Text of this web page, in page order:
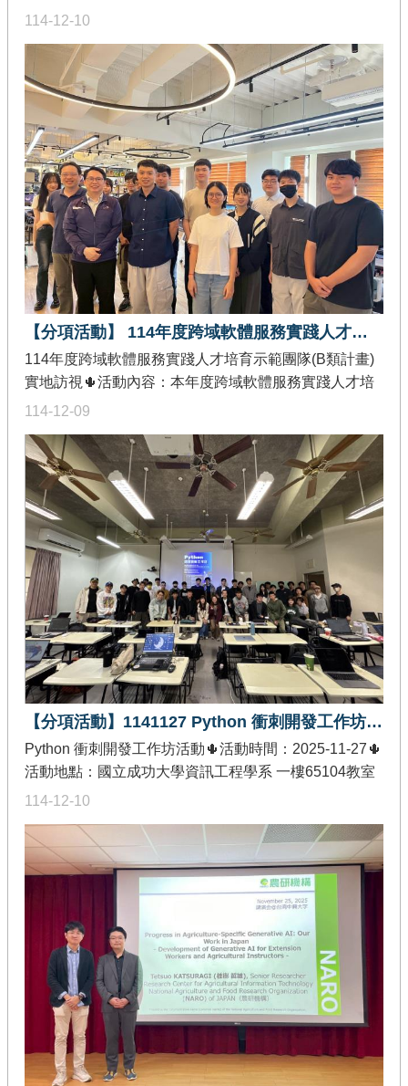
114-12-10
育示範學校(A類計畫)，由計畫主持人劉建宏教授帶領計
執行狀況與亮點。實地訪視訪視時間：114年10月27日
訪視地點：國立臺北科技大學訪視重點：本次實地訪視
由國立臺北科技大學_黃育賢特聘教授兼教務長，分享
「智慧創新跨域人機互動與物聯網人才培育計畫」之微
學程執行狀況與意見交流。人才培育類型：多媒體與人
機互動、物聯網與區塊鏈訪視時間：114年10月27日訪
視地點：臺北醫學大學本次實地訪視由臺北醫學大學_朱
娟秀副校長、王明旭教授，分享「跨域關鍵菁英人才培
育計畫」之微學程執行狀況與意見交流。人才培育類
型：物聯網與區塊鏈、大數據與雲原生訪視時間：114
年11月21日訪視地點：慈濟大學本次實地訪視由慈濟大
學_許峻嘉院長，分享「AI▪XR多人互動應用開發」之微
學程執行狀況與意見交流。人才培育類型：多媒體與人
機互動訪視時間：114年11月28日訪視地點：逢甲大學
本次實地訪視由逢甲大學_ 王葳校長，分享「跨域關鍵
菁英人才培育計畫」之微學程執行狀況與意見交流。人
間：114年11月28日訪視地點：東海大學本次實地訪視
由東海大學_楊亞定教務長，分享「智慧應用微學程」之
微學程執行狀況與意見交流。人才培育類型：大數據與
雲原生
【分項活動】 114年度跨域軟體服務實踐人才培育示範團隊(B類計畫)實地訪視
114-12-09
114年度跨域軟體服務實踐人才培育示範團隊(B類計畫)
實地訪視🌵活動內容：本年度跨域軟體服務實踐人才培
育示範團隊，由計畫主持人莊坤達教授帶領計畫成員到
亮點。實地訪視訪視時間：114年5月16日訪視地點：國
立臺灣科技大學訪視重點：本次實地訪視由國立臺灣科
技大學_潘則佑教授，分享「應用於弦樂器之互動式音樂
視覺化開發套件及其人才培育」之亮點成果，並進行微
系統展示。訪視時間：114年6月03日訪視地點：國立屏
東科技大學本次實地訪視由國立屏東科技大學_龔旭陽教
授，分享「具智慧物聯網及數位韌性創新技術能力之跨
域軟體服務人才培育計畫：以建構智慧畜牧生態系統為
實踐場域(III)」之亮點成果，並進行微系統展示。訪視時
間：114年8月05日訪視地點：國立清華大學本次實地訪
視由國立清華大學_ 高宏宇教授，分享「自然語言處理
核心技術與大語言模型之開源應用」之亮點成果。訪視
時間：114年11月11日訪視地點：國立勤益大學本次實
地訪視由國立勤益大學_ 黃宣詔教授，分享「智慧工業
機聯網資訊安全」之亮點成果，並進行系統展示。訪視
時間：114年11月11日訪視地點：國立臺中教育大學本
「Sustainable Nexus AI：一個 AI 驅動的永續發展管理
平台」之亮點成果。訪視時間：114年11月11日訪視地
點：亞洲大學本次實地訪視由亞洲大學_陳興忠教授，分
享「適用於跨域 X 應用系統的軟體物料清單安全存證與
溯源微服務」之亮點成果，並進行系統展示。
【分項活動】1141127 Python 衝刺開發工作坊活動
114-12-10
Python 衝刺開發工作坊活動🌵活動時間：2025-11-27🌵
活動地點：國立成功大學資訊工程學系 一樓65104教室
🌵發佈單位：教育部智慧創新關鍵人才躍升計畫-創作軟
社群中常見的協作模式，本次工作坊聚集了專案負責人
(PMC Member)、貢獻者(Committer)，以及想參與但尚
未入門的新手。在活動中，參與者可自由選擇感興趣的
專案，由領導人帶領針對實際問題進行協作與開發。